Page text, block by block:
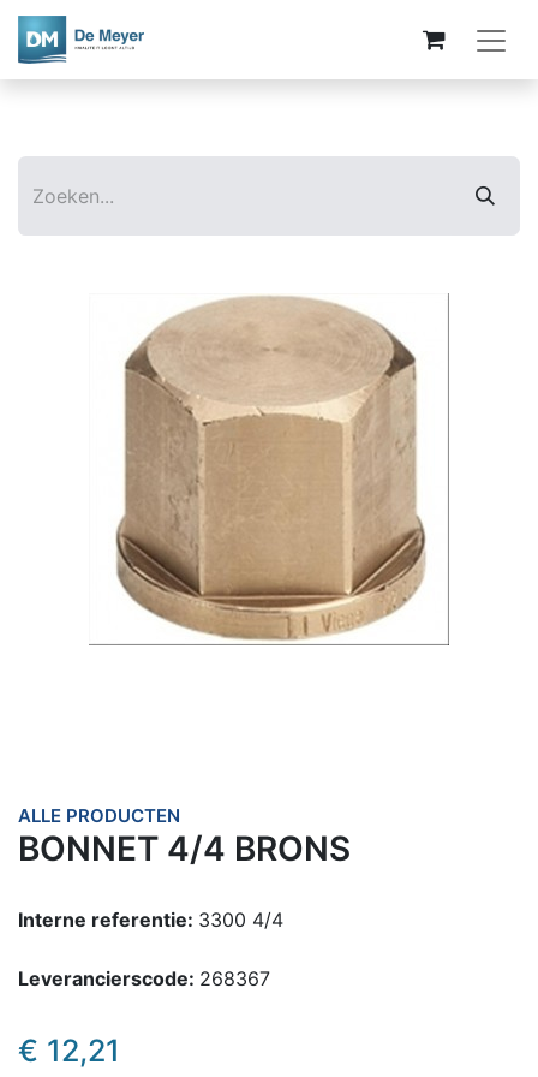
ALLE PRODUCTEN
BONNET 4/4 BRONS
Interne referentie: 3300 4/4
Leverancierscode: 268367
€ 12,21